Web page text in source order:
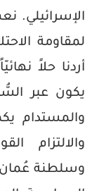
الإسرائيلي.
لمقاومة
أردنا حلاً
يكون عبر
والمستدام
والالتزام
وسلطنة عُمان